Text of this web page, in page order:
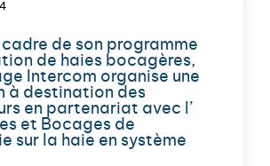
cadre de son programme
de haies bocagères,
Intercom organise une
à destination des
en partenariat avec l’
et Bocages de
sur la haie en système